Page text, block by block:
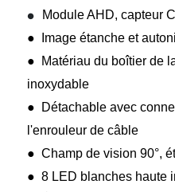
●
Module AHD, capteur
● Image étanche et
● Matériau du boîtier de
inoxydable
● Détachable avec
l'enrouleur de câble
● Champ de vision 90°,
● 8 LED blanches haute